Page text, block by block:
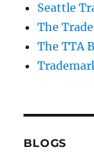
Seattle
The
The TTA
BLOGS